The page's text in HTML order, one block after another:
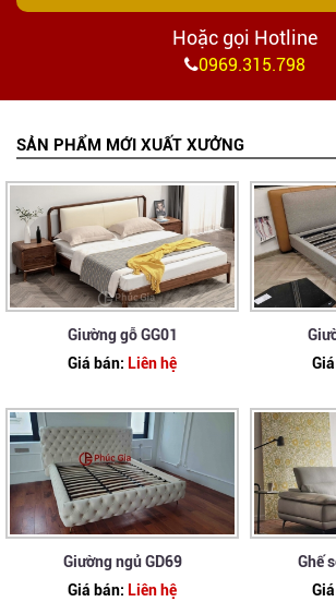
Hoặc gọi Hotline
0969.315.798
SẢN PHẨM MỚI XUẤT XƯỞNG
Giường gỗ GG01
Giá bán: Liên hệ
Giường ngủ GD69
Giá bán: Liên hệ
Ghế